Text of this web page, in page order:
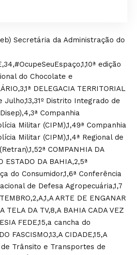
Secretária da Administração do
edição
do Chocolate e
DELEGACIA TERRITORIAL
Julho,13,31º Distrito Integrado de
Companhia
Militar (CIPM),1,49ª Companhia
Militar (CIPM),1,4ª Regional de
COMPANHIA DA
ESTADO DA BAHIA,2,5ª
do Consumidor,1,6ª Conferência
de Defesa Agropecuária,1,7
ARTE DE ENGANAR
TELA DA TV,8,A BAHIA CADA VEZ
FEDE,15,a cancha do
FASCISMO,13,A CIDADE,15,A
Trânsito e Transportes de